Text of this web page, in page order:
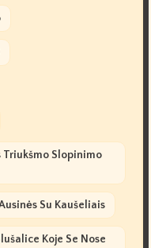
Triukšmo Slopinimo
Su Kaušeliais
Koje Se Nose